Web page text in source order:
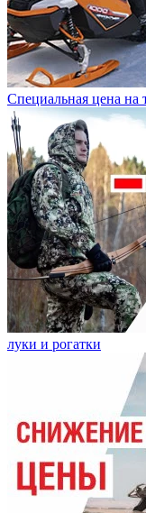
Специальная цена на
луки и рогатки